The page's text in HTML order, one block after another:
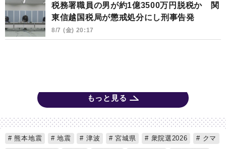
税務署職員の男が約1億3500万円脱税か 関
東信越国税局が懲戒処分にし刑事告発
8/7 (金) 20:17
もっと見る
熊本地震 地震 津波 宮城県 衆院選2026
クマ